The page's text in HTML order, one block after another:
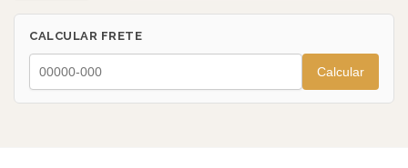
CALCULAR FRETE
Calcular